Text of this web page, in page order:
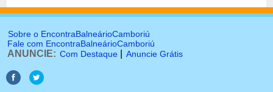
Sobre o EncontraBalneárioCamboriú
Fale com EncontraBalneárioCamboriú
ANUNCIE: Com Destaque Anuncie Grátis